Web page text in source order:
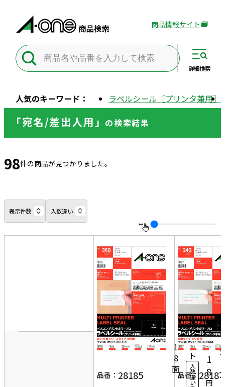
外
サ
別
ン
す
商品情報サイト
人気のキーワード： ラベルシール［プリンタ兼用］
詳細検索
「宛名/差出人用」 の検索結果
98件の商品が見つかりました。
表示件数 入数違い
品番： 28185
1
8
面
20
シ
ー
ト
入
数
違
い
1,
5
1
8
円
7
0
品番： 28187